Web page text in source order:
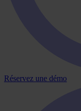
Réservez une démo